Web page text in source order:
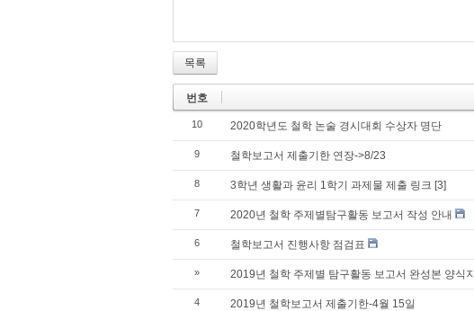
목록
번호
10 2020학년도 철학 논술 경시대회 수상자 명단
9 철학보고서 제출기한 연장->8/23
8 3학년 생활과 윤리 1학기 과제물 제출 링크 [3]
7 2020년 철학 주제별탐구활동 보고서 작성 안내
6 철학보고서 진행사항 점검표
» 2019년 철학 주제별 탐구활동 보고서 완성본 양식지
4 2019년 철학보고서 제출기한-4월 15일